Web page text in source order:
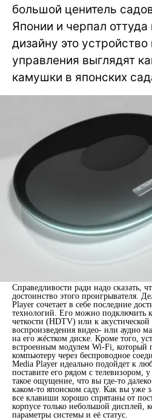
большой ценитель
Японии и черпал
дизайну это устройство
управления выглядят
камушки в японских
Справедливости ради надо сказать,
достоинство этого проигрывателя.
Player сочетает в себе последние
технологий. Его можно подключить
четкости (HDTV) или к акустической
воспроизведения видео- или аудио
на его жёстком диске. Кроме того,
встроенным модулем Wi-Fi, который
компьютеру через беспроводное
Media Player идеально подойдет к
поставите его рядом с телевизором,
такое ощущение, что вы где-то
каком-то японском саду. Как вы уже
все клавиши хорошо спрятаны от
корпусе только небольшой дисплей,
параметры системы и её статус.